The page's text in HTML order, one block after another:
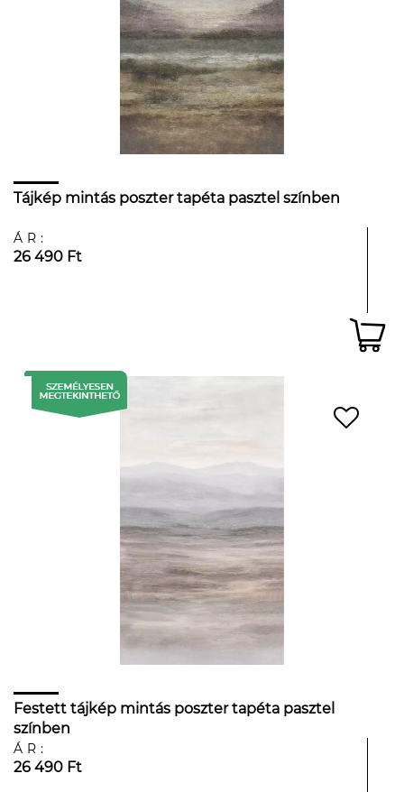
Tájkép mintás poszter tapéta pasztel színben
ÁR:
26 490 Ft
Festett tájkép mintás poszter tapéta pasztel
színben
ÁR:
26 490 Ft